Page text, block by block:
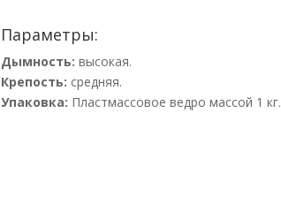
Параметры:
Дымность: высокая.
Крепость: средняя.
Упаковка: Пластмассовое ведро массой 1 кг.